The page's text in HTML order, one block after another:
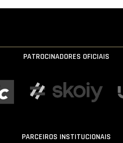
PATROCINADORES OFICIAIS
PARCEIROS INSTITUCIONAIS